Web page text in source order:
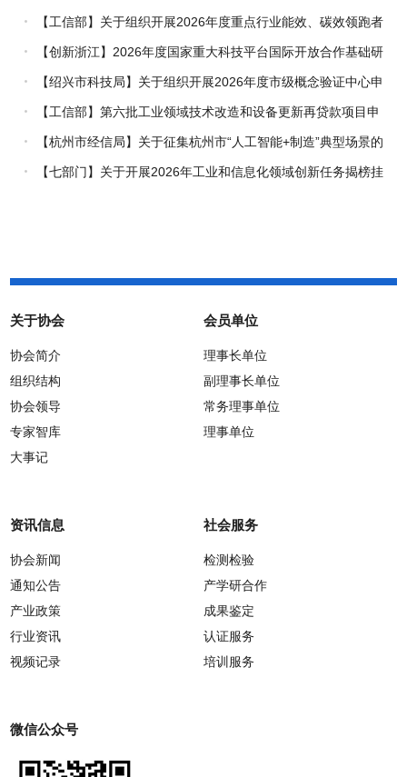
【工信部】关于组织开展2026年度重点行业能效、碳效领跑者
企业推荐工作的通知
【创新浙江】2026年度国家重大科技平台国际开放合作基础研
究专项（试点）项目指南
【绍兴市科技局】关于组织开展2026年度市级概念验证中心申
报工作的通知
【工信部】第六批工业领域技术改造和设备更新再贷款项目申
报工作启动
【杭州市经信局】关于征集杭州市“人工智能+制造”典型场景的
通知【七部门】关于开展2026年工业和信息化领域创新任务揭榜挂
关于协会
协会简介
组织结构
协会领导
专家智库
大事记
会员单位
理事长单位
副理事长单位
常务理事单位
理事单位
资讯信息
协会新闻
通知公告
产业政策
行业资讯
视频记录
社会服务
检测检验
产学研合作
成果鉴定
认证服务
培训服务
微信公众号